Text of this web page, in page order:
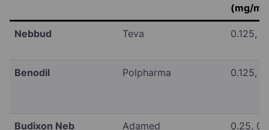
(mg/ml)
Nebbud Teva 0.125,
Benodil Polpharma 0.125,
Budixon Neb Adamed 0.25,